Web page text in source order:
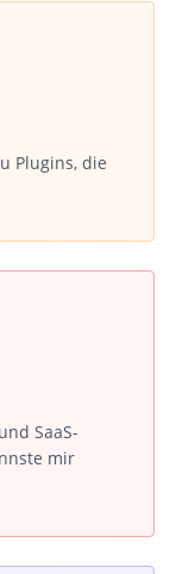
Plugins, die
SaaS-
mir